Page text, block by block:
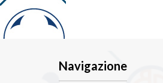
Navigazione